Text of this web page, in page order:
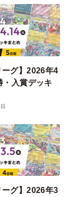
ーグ】2026年4
・入賞デッキ
ーグ】2026年3